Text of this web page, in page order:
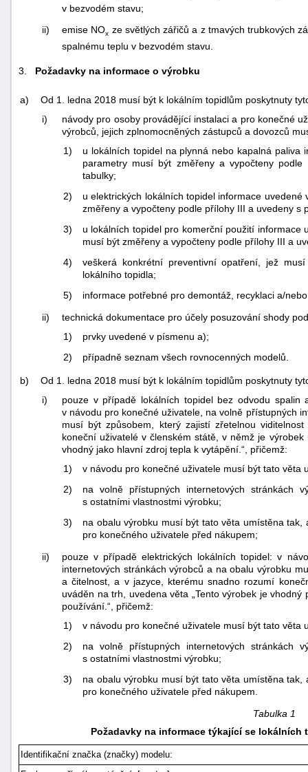
v bezvodém stavu;
ii)
emise NOx ze světlých zářičů a z tmavých trubkových
spalnému teplu v bezvodém stavu.
3. Požadavky na informace o výrobku
a)
Od 1. ledna 2018 musí být k lokálním topidlům poskytnuty
i)
návody pro osoby provádějící instalaci a pro konečné
výrobců, jejich zplnomocněných zástupců a dovozců
1)
u lokálních topidel na plynná nebo kapalná paliva
parametry musí být změřeny a vypočteny
tabulky;
2)
u elektrických lokálních topidel informace
změřeny a vypočteny podle přílohy III a uvedeny s
3)
u lokálních topidel pro komerční použití informace
musí být změřeny a vypočteny podle přílohy III a
4)
veškerá konkrétní preventivní opatření, jež
lokálního topidla;
5)
informace potřebné pro demontáž, recyklaci a/
ii)
technická dokumentace pro účely posuzování shody
1)
prvky uvedené v písmenu a);
2)
případně seznam všech rovnocenných modelů.
b)
Od 1. ledna 2018 musí být k lokálním topidlům poskytnuty
i)
pouze v případě lokálních topidel bez odvodu
v návodu pro konečné uživatele, na volně přístupných
musí být způsobem, který zajistí zřetelnou
koneční uživatelé v členském státě, v němž je
vhodný jako hlavní zdroj tepla k vytápění.“, přičemž:
1)
v návodu pro konečné uživatele musí být tato věta
2)
na volně přístupných internetových stránkách
s ostatními vlastnostmi výrobku;
3)
na obalu výrobku musí být tato věta umístěna
pro konečného uživatele před nákupem;
ii)
pouze v případě elektrických lokálních topidel: v
internetových stránkách výrobců a na obalu výrobku
a čitelnost, a v jazyce, kterému snadno rozumí
uváděn na trh, uvedena věta „Tento výrobek je
používání.“, přičemž:
1)
v návodu pro konečné uživatele musí být tato věta
2)
na volně přístupných internetových stránkách
s ostatními vlastnostmi výrobku;
3)
na obalu výrobku musí být tato věta umístěna
pro konečného uživatele před nákupem.
Tabulka 1
Požadavky na informace týkající se lokálních
Identifikační značka (značky) modelu: